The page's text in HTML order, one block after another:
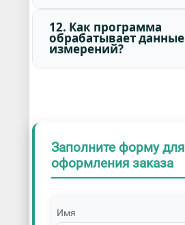
12. Как программа
обрабатывает данные
измерений?
Заполните форму для
оформления заказа
Имя